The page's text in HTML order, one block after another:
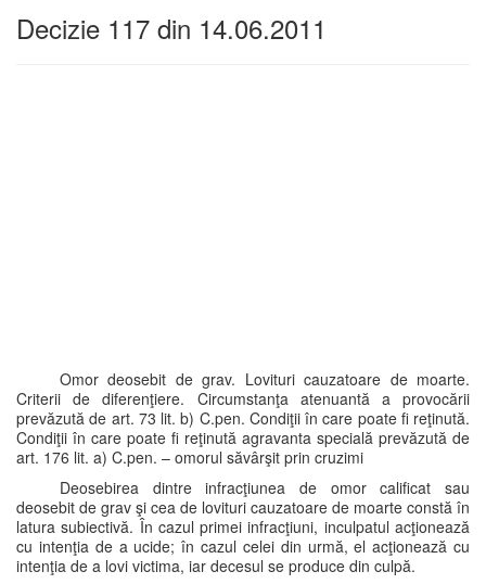
Decizie 117 din 14.06.2011
Omor deosebit de grav. Lovituri cauzatoare de moarte.
Criterii de diferenţiere. Circumstanţa atenuantă a provocării
prevăzută de art. 73 lit. b) C.pen. Condiţii în care poate fi reţinută.
Condiţii în care poate fi reţinută agravanta specială prevăzută de
art. 176 lit. a) C.pen. – omorul săvârşit prin cruzimi
Deosebirea dintre infracţiunea de omor calificat sau
deosebit de grav şi cea de lovituri cauzatoare de moarte constă în
latura subiectivă. În cazul primei infracţiuni, inculpatul acţionează
cu intenţia de a ucide; în cazul celei din urmă, el acţionează cu
intenţia de a lovi victima, iar decesul se produce din culpă.